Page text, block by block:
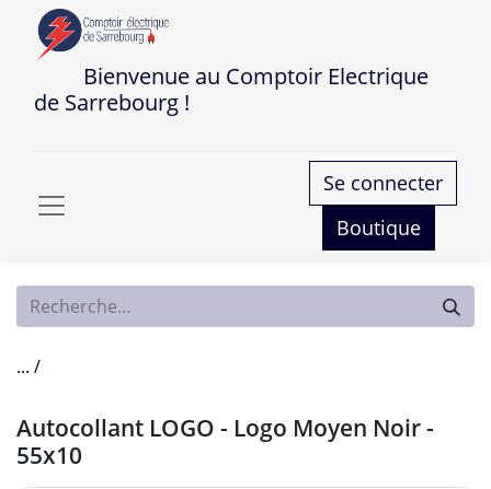
Bienvenue au Comptoir Electrique
de Sarrebourg !
Se connecter
Boutique
... /
Autocollant LOGO - Logo Moyen Noir -
55x10